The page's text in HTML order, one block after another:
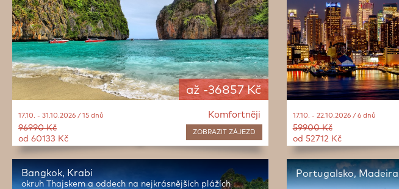
až -36857 Kč
Komfortněji
ZOBRAZIT ZÁJEZD
17.10. - 31.10.2026 / 15 dnů
96990 Kč
od 60133 Kč
17.10. - 22.10.2026 / 6 dnů
59900 Kč
od 52712 Kč
Bangkok, Krabi
okruh Thajskem a oddech na nejkrásnějších plážích
Portugalsko, Madeira